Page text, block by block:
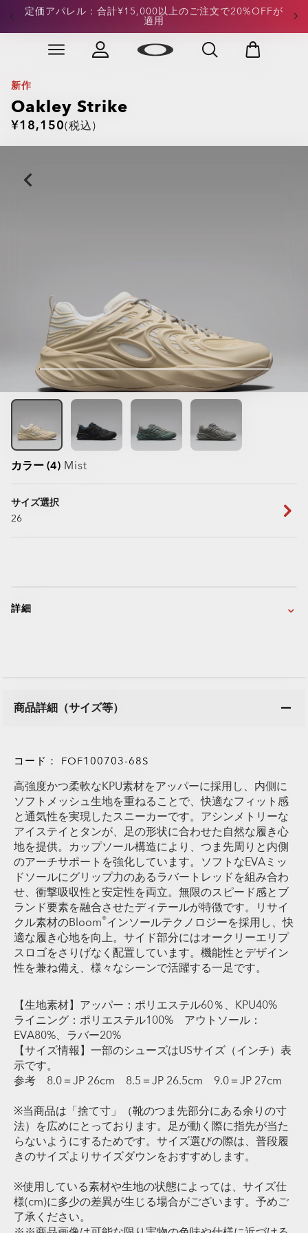
Skip to
定価アパレル：合計¥15,000以上のご注文で20%OFFが
適用
Slide 3 of 4. 定価アパレル：合計¥15,000以上のご注文で
新作
Oakley Strike
¥18,150(税込)
カラー (4) Mist
サイズ選択
26
詳細
商品詳細（サイズ等）
コード： FOF100703-68S
高強度かつ柔軟なKPU素材をアッパーに採用し、内側に
ソフトメッシュ生地を重ねることで、快適なフィット感
と通気性を実現したスニーカーです。アシンメトリーな
アイステイとタンが、足の形状に合わせた自然な履き心
地を提供。カップソール構造により、つま先周りと内側
のアーチサポートを強化しています。ソフトなEVAミッ
ドソールにグリップ力のあるラバートレッドを組み合わ
せ、衝撃吸収性と安定性を両立。無限のスピード感とブ
ランド要素を融合させたディテールが特徴です。リサイ
クル素材のBloom®インソールテクノロジーを採用し、快
適な履き心地を向上。サイド部分にはオークリーエリプ
スロゴをさりげなく配置しています。機能性とデザイン
性を兼ね備え、様々なシーンで活躍する一足です。
【生地素材】アッパー：ポリエステル60％、KPU40%
ライニング：ポリエステル100% アウトソール：
EVA80%、ラバー20%
【サイズ情報】一部のシューズはUSサイズ（インチ）表
示です。
参考 8.0＝JP 26cm 8.5＝JP 26.5cm 9.0＝JP 27cm
※当商品は「捨て寸」（靴のつま先部分にある余りの寸
法）を広めにとっております。足が動く際に指先が当た
らないようにするためです。サイズ選びの際は、普段履
きのサイズよりサイズダウンをおすすめします。
※使用している素材や生地の状態によっては、サイズ仕
様(cm)に多少の差異が生じる場合がございます。予めご
了承ください。